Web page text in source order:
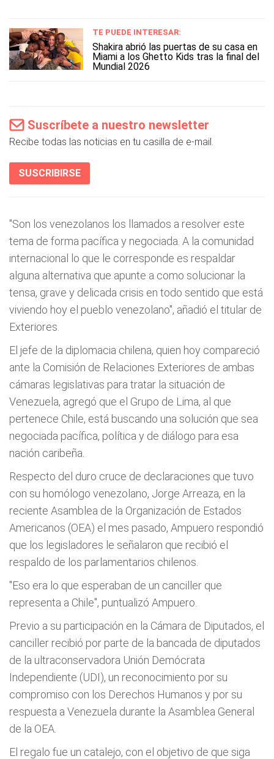
TE PUEDE INTERESAR:
Shakira abrió las puertas de su casa en
Miami a los Ghetto Kids tras la final del
Mundial 2026
Suscríbete a nuestro newsletter
Recibe todas las noticias en tu casilla de e-mail.
SUSCRIBIRSE
"Son los venezolanos los llamados a resolver este
tema de forma pacífica y negociada. A la comunidad
internacional lo que le corresponde es respaldar
alguna alternativa que apunte a como solucionar la
tensa, grave y delicada crisis en todo sentido que está
viviendo hoy el pueblo venezolano", añadió el titular de
Exteriores.
El jefe de la diplomacia chilena, quien hoy compareció
ante la Comisión de Relaciones Exteriores de ambas
cámaras legislativas para tratar la situación de
Venezuela, agregó que el Grupo de Lima, al que
pertenece Chile, está buscando una solución que sea
negociada pacífica, política y de diálogo para esa
nación caribeña.
Respecto del duro cruce de declaraciones que tuvo
con su homólogo venezolano, Jorge Arreaza, en la
reciente Asamblea de la Organización de Estados
Americanos (OEA) el mes pasado, Ampuero respondió
que los legisladores le señalaron que recibió el
respaldo de los parlamentarios chilenos.
"Eso era lo que esperaban de un canciller que
representa a Chile", puntualizó Ampuero.
Previo a su participación en la Cámara de Diputados, el
canciller recibió por parte de la bancada de diputados
de la ultraconservadora Unión Demócrata
Independiente (UDI), un reconocimiento por su
compromiso con los Derechos Humanos y por su
respuesta a Venezuela durante la Asamblea General
de la OEA.
El regalo fue un catalejo, con el objetivo de que siga